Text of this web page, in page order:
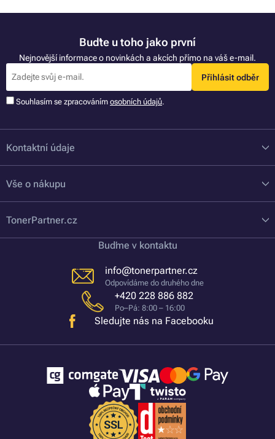
Buďte u toho jako první
Nejnovější informace o novinkách a akcích přímo na váš e-mail.
Přihlásit odběr
Souhlasím se zpracováním osobních údajů.
Kontaktní údaje
Vše o nákupu
TonerPartner.cz
Buďme v kontaktu
info@tonerpartner.cz
Odpovídáme do druhého dne
+420 228 886 882
Po–Pá: 8:00 – 16:00
Sledujte nás na Facebooku